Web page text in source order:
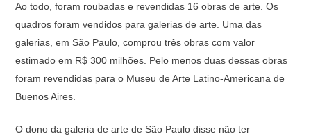
Ao todo, foram roubadas e revendidas 16 obras de arte. Os
quadros foram vendidos para galerias de arte. Uma das
galerias, em São Paulo, comprou três obras com valor
estimado em R$ 300 milhões. Pelo menos duas dessas obras
foram revendidas para o Museu de Arte Latino-Americana de
Buenos Aires.
O dono da galeria de arte de São Paulo disse não ter